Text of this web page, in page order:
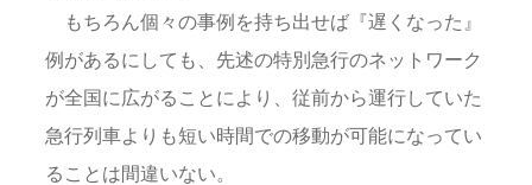
もちろん個々の事例を持ち出せば『遅くなった』
例があるにしても、先述の特別急行のネットワーク
が全国に広がることにより、従前から運行していた
急行列車よりも短い時間での移動が可能になってい
ることは間違いない。